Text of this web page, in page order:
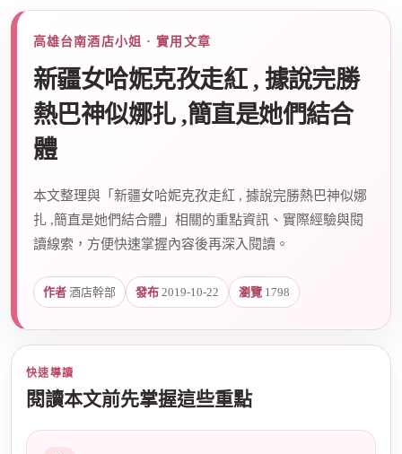
高雄台南酒店小姐 · 實用文章
新疆女哈妮克孜走紅 , 據說完勝
熱巴神似娜扎 ,簡直是她們結合
體
本文整理與「新疆女哈妮克孜走紅 , 據說完勝熱巴神似娜
扎 ,簡直是她們結合體」相關的重點資訊、實際經驗與閱
讀線索，方便快速掌握內容後再深入閱讀。
作者 酒店幹部 發布 2019-10-22 瀏覽 1798
快速導讀
閱讀本文前先掌握這些重點